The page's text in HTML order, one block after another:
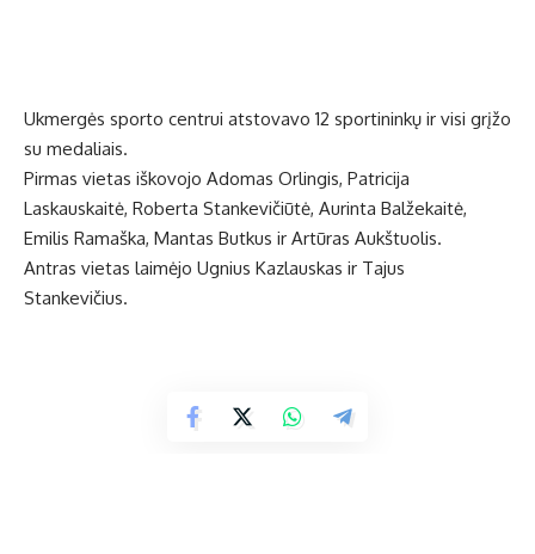
Ukmergės sporto centrui atstovavo 12 sportininkų ir visi grįžo
su medaliais.
Pirmas vietas iškovojo Adomas Orlingis, Patricija
Laskauskaitė, Roberta Stankevičiūtė, Aurinta Balžekaitė,
Emilis Ramaška, Mantas Butkus ir Artūras Aukštuolis.
Antras vietas laimėjo Ugnius Kazlauskas ir Tajus
Stankevičius.